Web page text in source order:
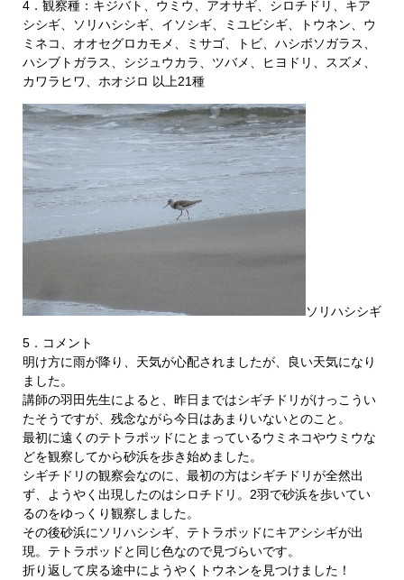
4．観察種：キジバト、ウミウ、アオサギ、シロチドリ、キア
シシギ、ソリハシシギ、イソシギ、ミユビシギ、トウネン、ウ
ミネコ、オオセグロカモメ、ミサゴ、トビ、ハシボソガラス、
ハシブトガラス、シジュウカラ、ツバメ、ヒヨドリ、スズメ、
カワラヒワ、ホオジロ 以上21種
ソリハシシギ
5．コメント
明け方に雨が降り、天気が心配されましたが、良い天気になり
ました。
講師の羽田先生によると、昨日まではシギチドリがけっこうい
たそうですが、残念ながら今日はあまりいないとのこと。
最初に遠くのテトラポッドにとまっているウミネコやウミウな
どを観察してから砂浜を歩き始めました。
シギチドリの観察会なのに、最初の方はシギチドリが全然出
ず、ようやく出現したのはシロチドリ。2羽で砂浜を歩いてい
るのをゆっくり観察しました。
その後砂浜にソリハシシギ、テトラポッドにキアシシギが出
現。テトラポッドと同じ色なので見づらいです。
折り返して戻る途中にようやくトウネンを見つけました！